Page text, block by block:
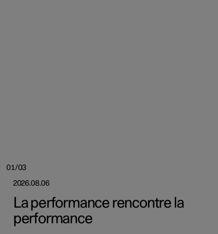
01/03
2026.08.06
La performance rencontre la
performance